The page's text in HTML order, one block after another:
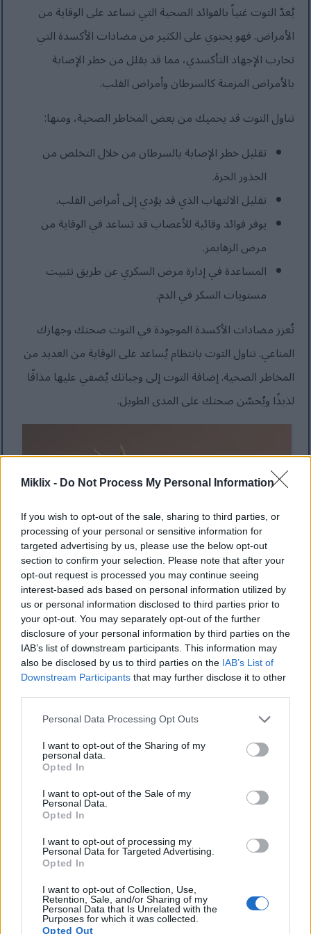
Miklix - Do Not Process My Personal Information
If you wish to opt-out of the sale, sharing to third parties, or
processing of your personal or sensitive information for
targeted advertising by us, please use the below opt-out
section to confirm your selection. Please note that after your
opt-out request is processed you may continue seeing
interest-based ads based on personal information utilized by
us or personal information disclosed to third parties prior to
your opt-out. You may separately opt-out of the further
disclosure of your personal information by third parties on the
IAB’s list of downstream participants. This information may
also be disclosed by us to third parties on the IAB’s List of
Downstream Participants that may further disclose it to other
Please note that this website/app uses one or more Google
not limited to your visit or usage behaviour. You may click to
grant or deny consent to Google and its third-party tags to
use your data for below specified purposes in below Google
consent section.
Personal Data Processing Opt Outs
I want to opt-out of the Sharing of my
personal data.
Opted In
I want to opt-out of the Sale of my
Personal Data.
Opted In
I want to opt-out of processing my
Personal Data for Targeted Advertising.
Opted In
I want to opt-out of Collection, Use,
Retention, Sale, and/or Sharing of my
Personal Data that Is Unrelated with the
Purposes for which it was collected.
Opted Out
يُعدّ التوت غنياً بالفوائد الصحية التي تساعد على الوقاية من
الأمراض. فهو يحتوي على الكثير من مضادات الأكسدة التي
تحارب الإجهاد التأكسدي، مما قد يقلل من خطر الإصابة
بالأمراض المزمنة كالسرطان وأمراض القلب.
تناول التوت قد يحميك من بعض المخاطر الصحية، ومنها:
تقليل خطر الإصابة بالسرطان من خلال التخلص من
الجذور الحرة.
تقليل الالتهاب الذي قد يؤدي إلى أمراض القلب.
يوفر فوائد وقائية للأعصاب قد تساعد في الوقاية من
مرض الزهايمر.
المساعدة في إدارة مرض السكري عن طريق تثبيت
مستويات السكر في الدم.
تُعزز مضادات الأكسدة الموجودة في التوت صحتك وجهازك
المناعي. تناول التوت بانتظام يُساعد على الوقاية من العديد من
المخاطر الصحية. إضافة التوت إلى وجباتك يُضفي عليها مذاقًا
لذيذًا ويُحسّن صحتك على المدى الطويل.
لقطة مقربة لتوت العليق الأحمر الناضج مع دربيلات لامعة
وملمس مفصل.
انقر أو اضغط على الصورة لمزيد من المعلومات ودقة أعلى.
فوائد التوت لصحة البشرة ومكافحة
الشيخوخة
يُعدّ التوت مفيدًا جدًا للبشرة بفضل احتوائه على فيتامين سي.
يُساعد هذا الفيتامين على إنتاج الكولاجين، الذي يُحافظ على
مرونة ونعومة البشرة. مع التقدم في السن، يقل إنتاج الكولاجين
في الجسم، لذا يُعدّ تناول أطعمة مثل التوت أمرًا أساسيًا.
يحتوي التوت أيضاً على مضادات الأكسدة التي تحارب الإجهاد
والالتهابات، مما يساعد بشرتك على الظهور بمظهر أكثر شباباً